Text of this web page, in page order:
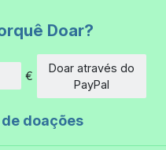
Doar?
€
Doar através do
PayPal
doações